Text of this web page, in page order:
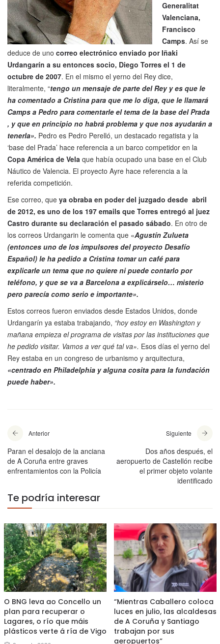
Generalitat
Valenciana,
Francisco
Camps. Así se
deduce de uno correo electrónico enviado por Iñaki
Urdangarín a su entonces socio, Diego Torres el 1 de
octubre de 2007. En el mismo el yerno del Rey dice,
literalmente, “tengo un mensaje de parte del Rey y es que le
ha comentado a Cristina para que me lo diga, que le llamará
Camps a Pedro para comentarle el tema de la base del Prada
, y que en principio no habrá problema y que nos ayudarán a
tenerla». Pedro es Pedro Perelló, un destacado regatista y la
‘base del Prada’ hace referencia a un barco competidor en la
Copa América de Vela que había ocupado una base en el Club
Náutico de Valencia. El proyecto Ayre hace referencia a la
referida competición.
Ese correo, que ya obraba en poder del juzgado desde abril
de 2012, es uno de los 197 emails que Torres entregó al juez
Castro durante su declaración el pasado sábado. En otro de
los correos Urdangarin le comenta que «Agustín Zulueta
(entonces uno de los impulsores del proyecto Desafío
Español) le ha pedido a Cristina tomar un café para
explicarle un tema que no quiere ni puede contarlo por
teléfono, y que se va a Barcelona a explicárselo… misterio
pero parecía como serio e importante».
Estos correos fueron enviados desde Estados Unidos, donde
Urdangarín ya estaba trabajando, “hoy estoy en Washington y
mañana empieza el programa de visitas por las instituciones que
he pedido visitar. Vamos a ver qué tal va». Esos días el yerno del
Rey estaba en un congreso de urbanismo y arquitectura,
«centrado en Philadelphia y alguna cosita para la fundación
puede haber».
Anterior
Paran el desalojo de la anciana
de A Coruña entre graves
enfrentamientos con la Policía
Siguiente
Dos años después, el
aeropuerto de Castellón recibe
el primer objeto volante
identificado
Te podría interesar
O BNG leva ao Concello un
plan para recuperar o
Lagares, o río que máis
plásticos verte á ría de Vigo
“Mientras Caballero coloca
luces en julio, las alcaldesas
de A Coruña y Santiago
trabajan por sus
aeropuertos”